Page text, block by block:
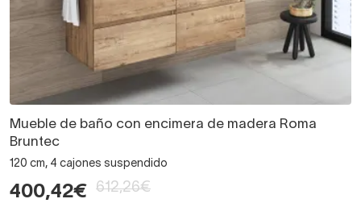
Mueble de baño con encimera de madera Roma
Bruntec
120 cm, 4 cajones suspendido
400,42€ 612,26€